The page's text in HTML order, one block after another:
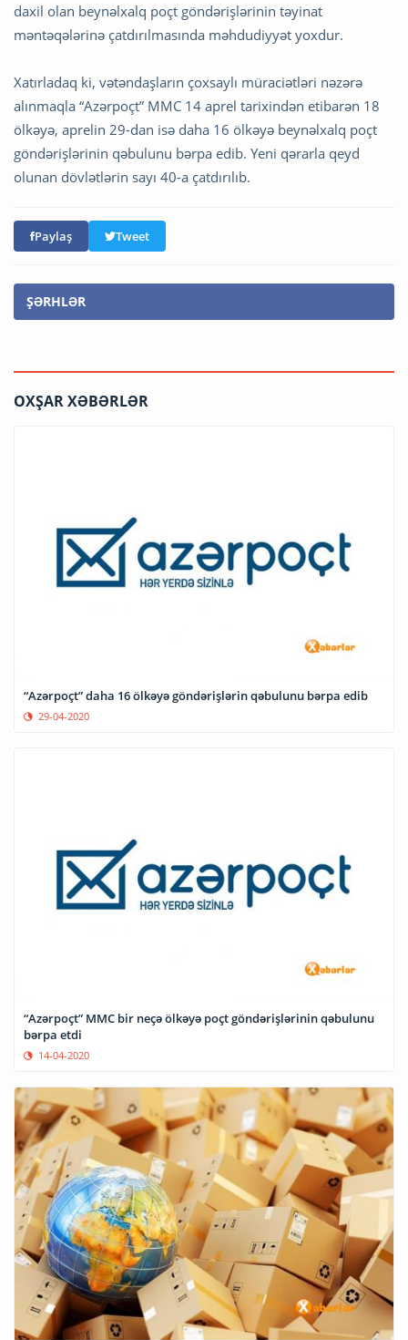
daxil olan beynəlxalq poçt göndərişlərinin təyinat
məntəqələrinə çatdırılmasında məhdudiyyət yoxdur.
Xatırladaq ki, vətəndaşların çoxsaylı müraciətləri nəzərə
alınmaqla “Azərpoçt” MMC 14 aprel tarixindən etibarən 18
ölkəyə, aprelin 29-dan isə daha 16 ölkəyə beynəlxalq poçt
göndərişlərinin qəbulunu bərpa edib. Yeni qərarla qeyd
olunan dövlətlərin sayı 40-a çatdırılıb.
Paylaş Tweet
ŞƏRHLƏR
OXŞAR XƏBƏRLƏR
“Azərpoçt” daha 16 ölkəyə göndərişlərin qəbulunu bərpa edib
29-04-2020
“Azərpoçt” MMC bir neçə ölkəyə poçt göndərişlərinin qəbulunu
bərpa etdi
14-04-2020